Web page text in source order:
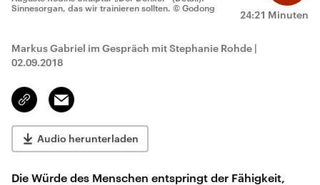
24:21 Minuten
Sinnesorgan, das wir trainieren sollten. © Godong
Markus Gabriel im Gespräch mit Stephanie Rohde |
02.09.2018
Link
kopieren/teilen
Email
Audio herunterladen
Die Würde des Menschen entspringt der Fähigkeit,